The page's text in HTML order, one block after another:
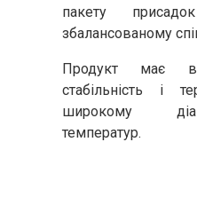
пакету
збалансованому
Продукт має
стабільність і
широкому
температур.